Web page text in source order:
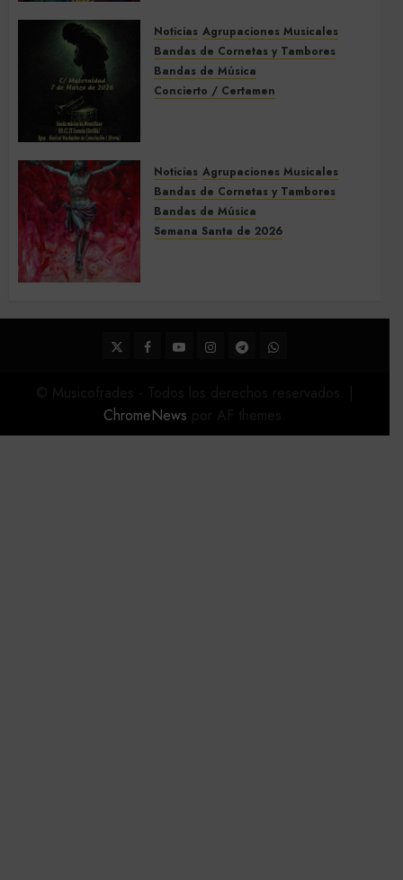
5 DE MARZO DE 2026 0
Noticias Agrupaciones Musicales
Bandas de Cornetas y Tambores
Bandas de Música
Concierto / Certamen
Noticias Agrupaciones Musicales
Bandas de Cornetas y Tambores
Bandas de Música
Semana Santa de 2026
22 DE FEBRERO DE 2026
0
TwitterFacebook
YoutubeInstagram
TelegramWhatsApp
ChromeNews